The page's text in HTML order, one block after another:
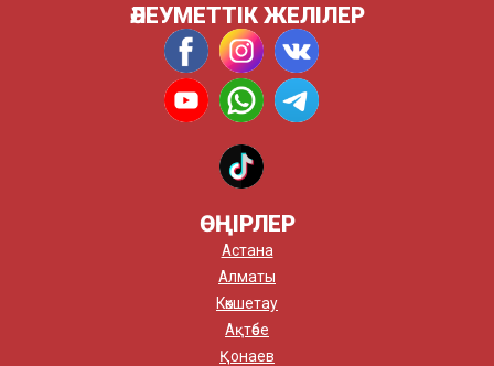
ӘЛЕУМЕТТІК ЖЕЛІЛЕР
ӨҢІРЛЕР
Астана
Алматы
Көкшетау
Ақтөбе
Қонаев